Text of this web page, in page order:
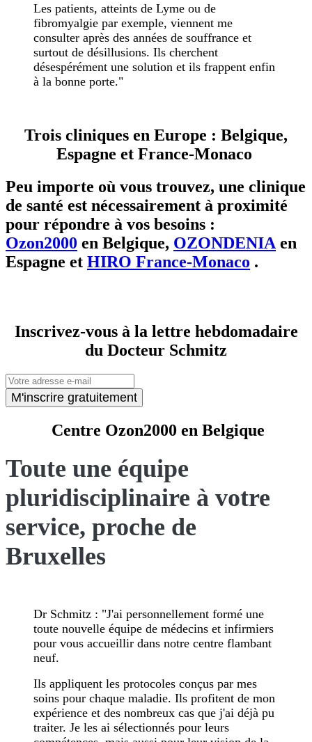
Les patients, atteints de Lyme ou de
fibromyalgie par exemple, viennent me
consulter après des années de souffrance et
surtout de désillusions. Ils cherchent
désespérément une solution et ils frappent enfin
à la bonne porte."
Trois cliniques en Europe : Belgique,
Espagne et France-Monaco
Peu importe où vous trouvez, une clinique
de santé est nécessairement à proximité
pour répondre à vos besoins :
Ozon2000 en Belgique, OZONDENIAen
Espagne et HIRO France-Monaco .
Inscrivez-vous à la lettre hebdomadaire
du Docteur Schmitz
M'inscrire gratuitement
Centre Ozon2000 en Belgique
Toute une équipe
pluridisciplinaire à votre
service, proche de
Bruxelles
Dr Schmitz : "J'ai personnellement formé une
toute nouvelle équipe de médecins et infirmiers
pour vous accueillir dans notre centre flambant
neuf.
Ils appliquent les protocoles conçus par mes
soins pour chaque maladie. Ils profitent de mon
expérience et des nombreux cas que j'ai déjà pu
traiter. Je les ai sélectionnés pour leurs